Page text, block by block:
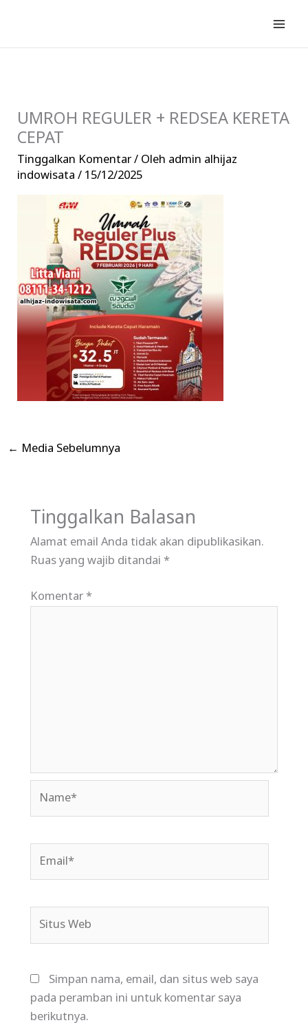
konten
UMROH REGULER + REDSEA KERETA
CEPAT
Tinggalkan Komentar/ Oleh admin alhijaz
indowisata/ 15/12/2025
← Media Sebelumnya
Tinggalkan Balasan
Alamat email Anda tidak akan dipublikasikan.
Ruas yang wajib ditandai *
Komentar*
Simpan nama, email, dan situs web saya
pada peramban ini untuk komentar saya
berikutnya.